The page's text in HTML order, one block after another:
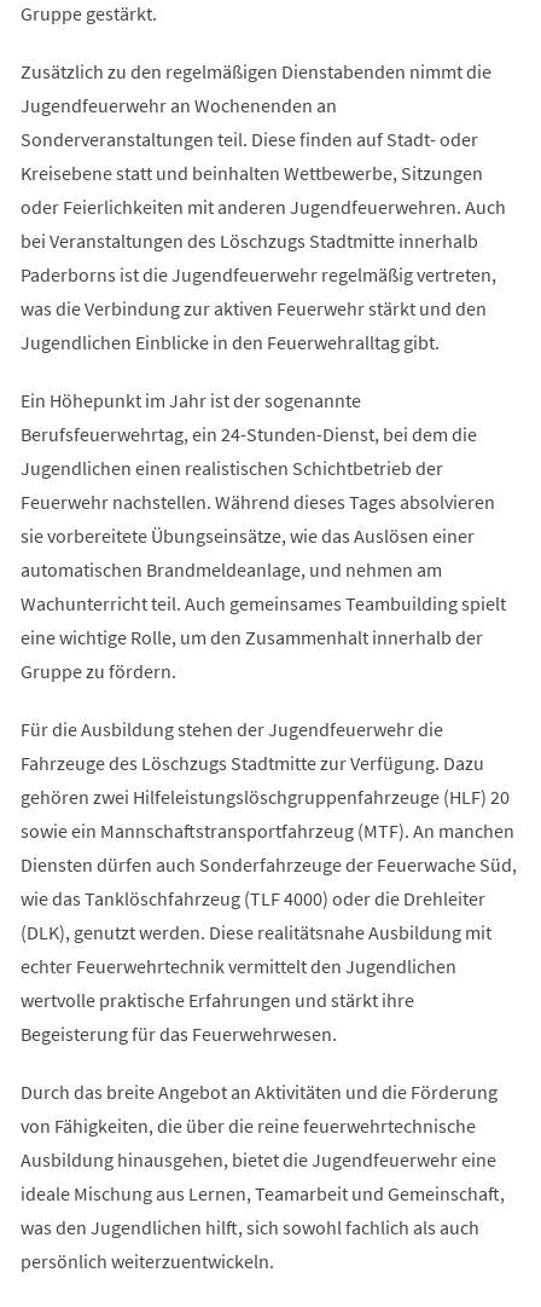
Gruppe gestärkt.
Zusätzlich zu den regelmäßigen Dienstabenden nimmt die
Jugendfeuerwehr an Wochenenden an
Sonderveranstaltungen teil. Diese finden auf Stadt- oder
Kreisebene statt und beinhalten Wettbewerbe, Sitzungen
oder Feierlichkeiten mit anderen Jugendfeuerwehren. Auch
bei Veranstaltungen des Löschzugs Stadtmitte innerhalb
Paderborns ist die Jugendfeuerwehr regelmäßig vertreten,
was die Verbindung zur aktiven Feuerwehr stärkt und den
Jugendlichen Einblicke in den Feuerwehralltag gibt.
Ein Höhepunkt im Jahr ist der sogenannte
Berufsfeuerwehrtag, ein 24-Stunden-Dienst, bei dem die
Jugendlichen einen realistischen Schichtbetrieb der
Feuerwehr nachstellen. Während dieses Tages absolvieren
sie vorbereitete Übungseinsätze, wie das Auslösen einer
automatischen Brandmeldeanlage, und nehmen am
Wachunterricht teil. Auch gemeinsames Teambuilding spielt
eine wichtige Rolle, um den Zusammenhalt innerhalb der
Gruppe zu fördern.
Für die Ausbildung stehen der Jugendfeuerwehr die
Fahrzeuge des Löschzugs Stadtmitte zur Verfügung. Dazu
gehören zwei Hilfeleistungslöschgruppenfahrzeuge (HLF) 20
sowie ein Mannschaftstransportfahrzeug (MTF). An manchen
Diensten dürfen auch Sonderfahrzeuge der Feuerwache Süd,
wie das Tanklöschfahrzeug (TLF 4000) oder die Drehleiter
(DLK), genutzt werden. Diese realitätsnahe Ausbildung mit
echter Feuerwehrtechnik vermittelt den Jugendlichen
wertvolle praktische Erfahrungen und stärkt ihre
Begeisterung für das Feuerwehrwesen.
Durch das breite Angebot an Aktivitäten und die Förderung
von Fähigkeiten, die über die reine feuerwehrtechnische
Ausbildung hinausgehen, bietet die Jugendfeuerwehr eine
ideale Mischung aus Lernen, Teamarbeit und Gemeinschaft,
was den Jugendlichen hilft, sich sowohl fachlich als auch
persönlich weiterzuentwickeln.